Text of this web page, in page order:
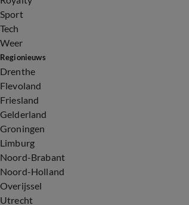
Sport
Tech
Weer
Regionieuws
Drenthe
Flevoland
Friesland
Gelderland
Groningen
Limburg
Noord-Brabant
Noord-Holland
Overijssel
Utrecht